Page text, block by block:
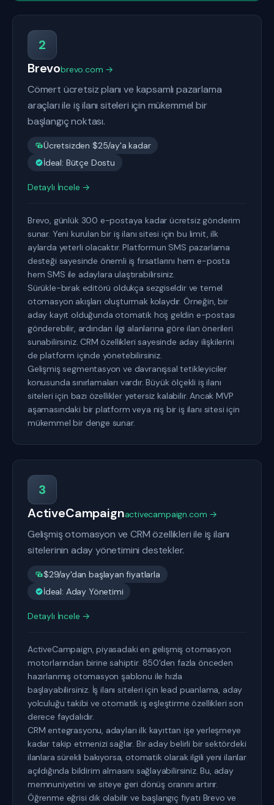
2
Brevobrevo.com →
Cömert ücretsiz planı ve kapsamlı pazarlama
araçları ile iş ilanı siteleri için mükemmel bir
başlangıç noktası.
Ücretsizden $25/ay'a kadar
İdeal: Bütçe Dostu
Detaylı İncele →
Brevo, günlük 300 e-postaya kadar ücretsiz gönderim
sunar. Yeni kurulan bir iş ilanı sitesi için bu limit, ilk
aylarda yeterli olacaktır. Platformun SMS pazarlama
desteği sayesinde önemli iş fırsatlarını hem e-posta
hem SMS ile adaylara ulaştırabilirsiniz.
Sürükle-bırak editörü oldukça sezgiseldir ve temel
otomasyon akışları oluşturmak kolaydır. Örneğin, bir
aday kayıt olduğunda otomatik hoş geldin e-postası
gönderebilir, ardından ilgi alanlarına göre ilan önerileri
sunabilirsiniz. CRM özellikleri sayesinde aday ilişkilerini
de platform içinde yönetebilirsiniz.
Gelişmiş segmentasyon ve davranışsal tetikleyiciler
konusunda sınırlamaları vardır. Büyük ölçekli iş ilanı
siteleri için bazı özellikler yetersiz kalabilir. Ancak MVP
aşamasındaki bir platform veya niş bir iş ilanı sitesi için
mükemmel bir denge sunar.
3
ActiveCampaignactivecampaign.com →
Gelişmiş otomasyon ve CRM özellikleri ile iş ilanı
sitelerinin aday yönetimini destekler.
$29/ay'dan başlayan fiyatlarla
İdeal: Aday Yönetimi
Detaylı İncele →
ActiveCampaign, piyasadaki en gelişmiş otomasyon
motorlarından birine sahiptir. 850'den fazla önceden
hazırlanmış otomasyon şablonu ile hızla
başlayabilirsiniz. İş ilanı siteleri için lead puanlama, aday
yolculuğu takibi ve otomatik iş eşleştirme özellikleri son
derece faydalıdır.
CRM entegrasyonu, adayları ilk kayıttan işe yerleşmeye
kadar takip etmenizi sağlar. Bir aday belirli bir sektördeki
ilanlara sürekli bakıyorsa, otomatik olarak ilgili yeni ilanlar
açıldığında bildirim almasını sağlayabilirsiniz. Bu, aday
memnuniyetini ve siteye geri dönüş oranını artırır.
Öğrenme eğrisi dik olabilir ve başlangıç fiyatı Brevo ve